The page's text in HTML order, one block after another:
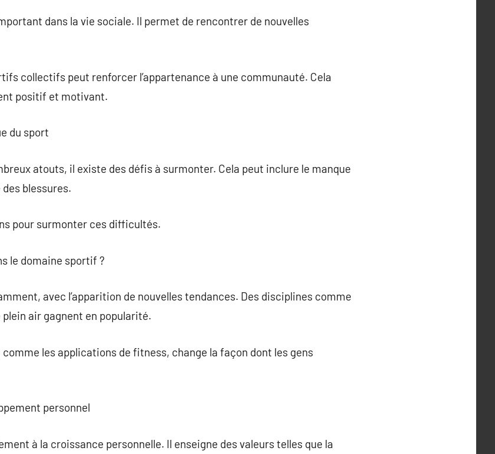
dans la vie sociale. Il permet de rencontrer de nouvelles
collectifs peut renforcer l’appartenance à une communauté. Cela
positif et motivant.
du sport
atouts, il existe des défis à surmonter. Cela peut inclure le manque
blessures.
pour surmonter ces difficultés.
le domaine sportif ?
avec l’apparition de nouvelles tendances. Des disciplines comme
air gagnent en popularité.
les applications de fitness, change la façon dont les gens
personnel
à la croissance personnelle. Il enseigne des valeurs telles que la